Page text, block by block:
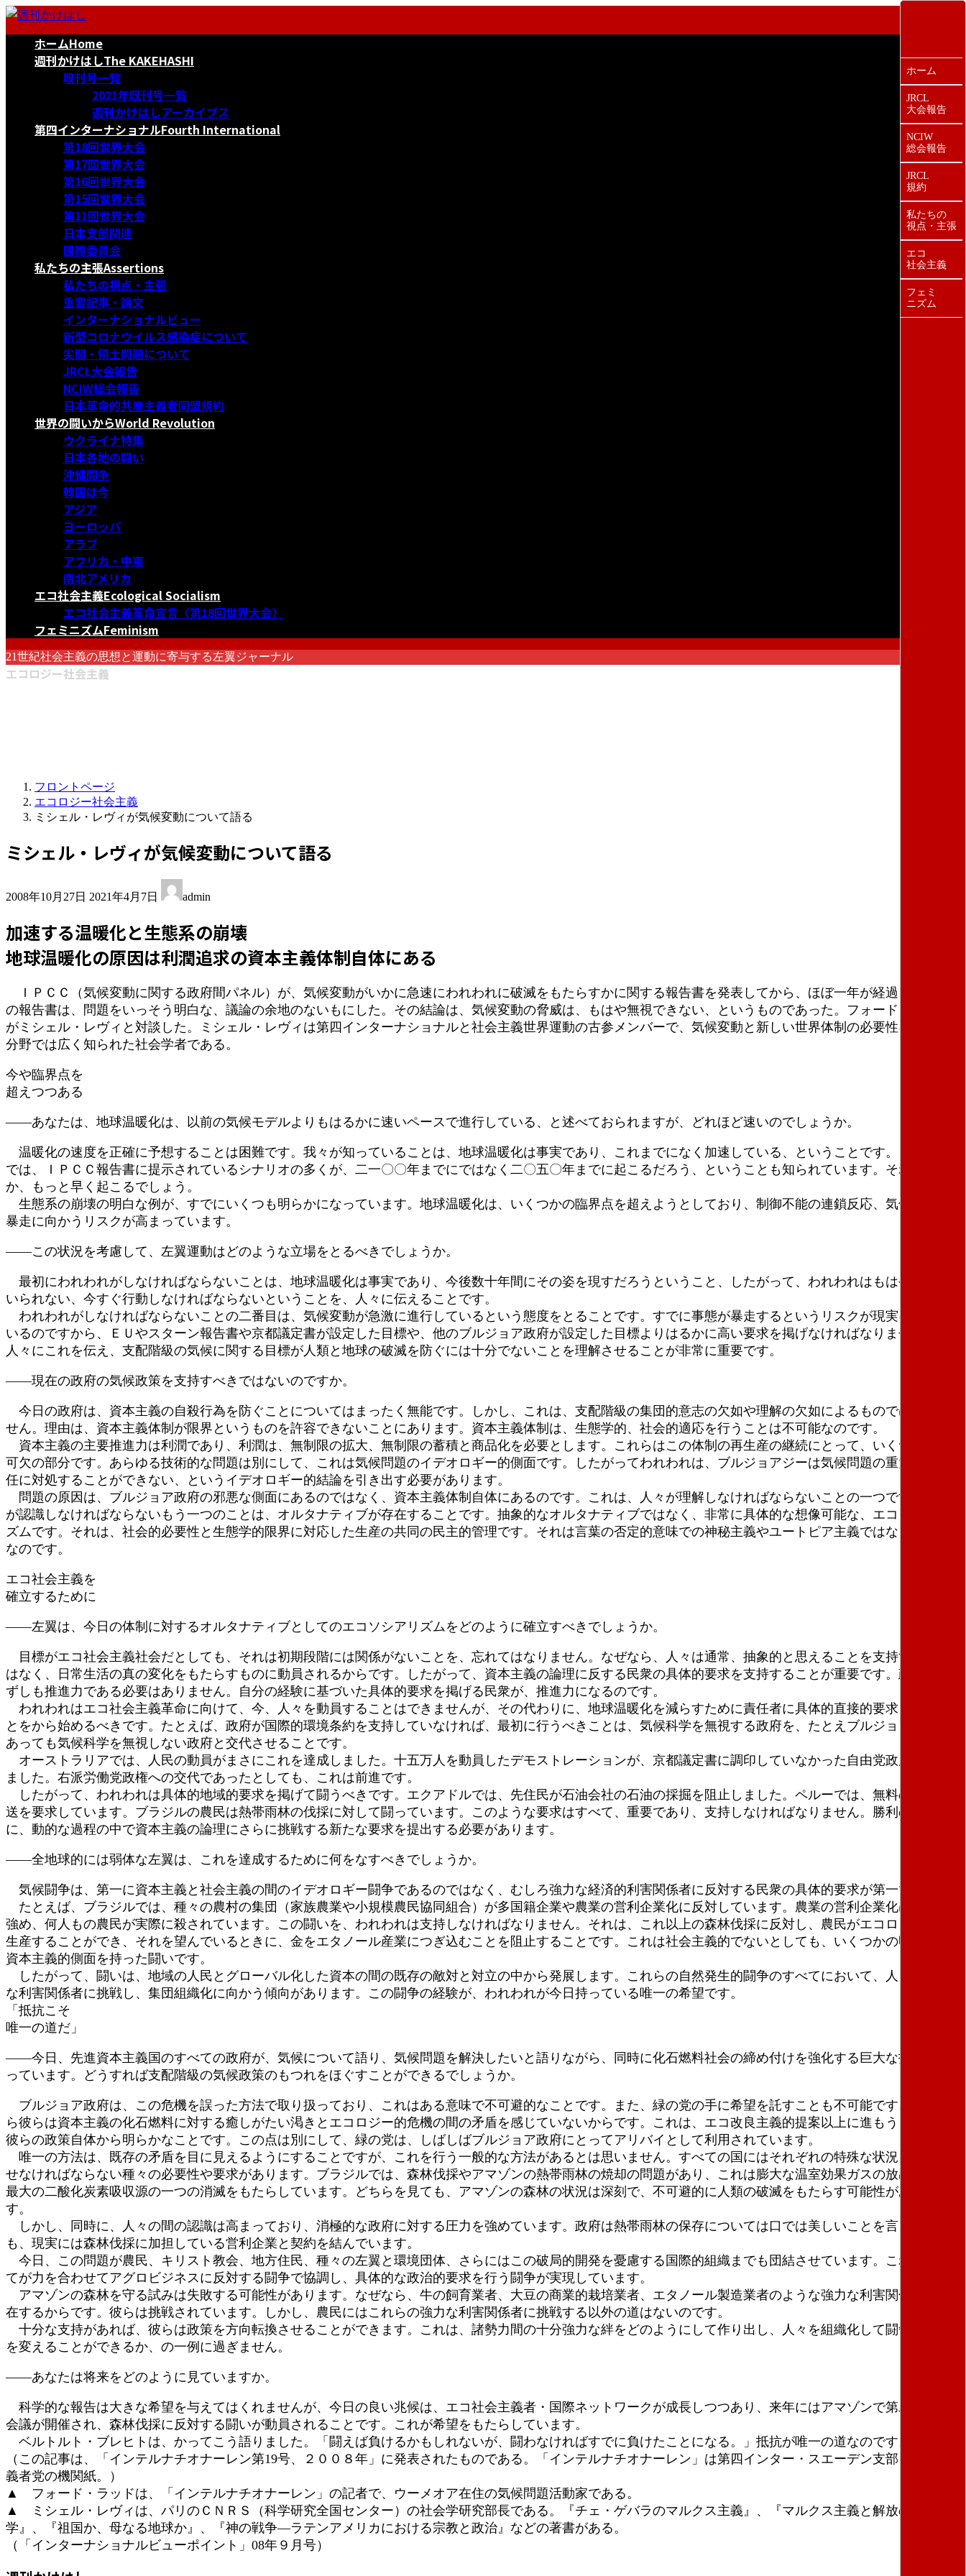
コ
ナ
ホームHome
週刊かけはしThe KAKEHASHI
既刊号一覧
2021年既刊号一覧
週刊かけはしアーカイブス
第四インターナショナルFourth International
第18回世界大会
第17回世界大会
第16回世界大会
第15回世界大会
第11回世界大会
日本支部関連
国際委員会
私たちの主張Assertions
私たちの視点・主張
重要記事・論文
インターナショナルビュー
新型コロナウイルス感染症について
尖閣・領土問題について
JRCL大会報告
NCIW総会報告
日本革命的共産主義者同盟規約
世界の闘いからWorld Revolution
ウクライナ特集
日本各地の闘い
沖縄闘争
韓国は今
アジア
ヨーロッパ
アラブ
アフリカ・中東
南北アメリカ
エコ社会主義Ecological Socialism
エコ社会主義革命宣言〈第18回世界大会〉
フェミニズムFeminism
21世紀社会主義の思想と運動に寄与する左翼ジャーナル
エコロジー社会主義
フロントページ
エコロジー社会主義
ミシェル・レヴィが気候変動について語る
ミシェル・レヴィが気候変動について語る
2008年10月27日 終
新
時
2021年4月7日 admin
加速する温暖化と生態系の崩壊
地球温暖化の原因は利潤追求の資本主義体制自体にある
ＩＰＣＣ（気候変動に関する政府間パネル）が、気候変動がいかに急速にわれわれに破滅をもたらすかに関する報告書を発表してから、ほぼ一年が経過した。こ
の報告書は、問題をいっそう明白な、議論の余地のないもにした。その結論は、気候変動の脅威は、もはや無視できない、というものであった。フォード・ラッド
がミシェル・レヴィと対談した。ミシェル・レヴィは第四インターナショナルと社会主義世界運動の古参メンバーで、気候変動と新しい世界体制の必要性に関する
分野では広く知られた社会学者である。
今や臨界点を
超えつつある
――あなたは、地球温暖化は、以前の気候モデルよりもはるかに速いペースで進行している、と述べておられますが、どれほど速いのでしょうか。
温暖化の速度を正確に予想することは困難です。我々が知っていることは、地球温暖化は事実であり、これまでになく加速している、ということです。また今日
では、ＩＰＣＣ報告書に提示されているシナリオの多くが、二一〇〇年までにではなく二〇五〇年までに起こるだろう、ということも知られています。それどころ
か、もっと早く起こるでしょう。
生態系の崩壊の明白な例が、すでにいくつも明らかになっています。地球温暖化は、いくつかの臨界点を超えようとしており、制御不能の連鎖反応、気候変動の
暴走に向かうリスクが高まっています。
――この状況を考慮して、左翼運動はどのような立場をとるべきでしょうか。
最初にわれわれがしなければならないことは、地球温暖化は事実であり、今後数十年間にその姿を現すだろうということ、したがって、われわれはもはや待って
いられない、今すぐ行動しなければならないということを、人々に伝えることです。
われわれがしなければならないことの二番目は、気候変動が急激に進行しているという態度をとることです。すでに事態が暴走するというリスクが現実になって
いるのですから、ＥＵやスターン報告書や京都議定書が設定した目標や、他のブルジョア政府が設定した目標よりはるかに高い要求を掲げなければなりません。
人々にこれを伝え、支配階級の気候に関する目標が人類と地球の破滅を防ぐには十分でないことを理解させることが非常に重要です。
――現在の政府の気候政策を支持すべきではないのですか。
今日の政府は、資本主義の自殺行為を防ぐことについてはまったく無能です。しかし、これは、支配階級の集団的意志の欠如や理解の欠如によるものではありま
せん。理由は、資本主義体制が限界というものを許容できないことにあります。資本主義体制は、生態学的、社会的適応を行うことは不可能なのです。
資本主義の主要推進力は利潤であり、利潤は、無制限の拡大、無制限の蓄積と商品化を必要とします。これらはこの体制の再生産の継続にとって、いくつかの不
可欠の部分です。あらゆる技術的な問題は別にして、これは気候問題のイデオロギー的側面です。したがってわれわれは、ブルジョアジーは気候問題の重大性と責
任に対処することができない、というイデオロギー的結論を引き出す必要があります。
問題の原因は、ブルジョア政府の邪悪な側面にあるのではなく、資本主義体制自体にあるのです。これは、人々が理解しなければならないことの一つです。人々
が認識しなければならないもう一つのことは、オルタナティブが存在することです。抽象的なオルタナティブではなく、非常に具体的な想像可能な、エコソシアリ
ズムです。それは、社会的必要性と生態学的限界に対応した生産の共同の民主的管理です。それは言葉の否定的意味での神秘主義やユートピア主義ではなく、必然
なのです。
エコ社会主義を
確立するために
――左翼は、今日の体制に対するオルタナティブとしてのエコソシアリズムをどのように確立すべきでしょうか。
目標がエコ社会主義社会だとしても、それは初期段階には関係がないことを、忘れてはなりません。なぜなら、人々は通常、抽象的と思えることを支持すること
はなく、日常生活の真の変化をもたらすものに動員されるからです。したがって、資本主義の論理に反する民衆の具体的要求を支持することが重要です。政党は必
ずしも推進力である必要はありません。自分の経験に基づいた具体的要求を掲げる民衆が、推進力になるのです。
われわれはエコ社会主義革命に向けて、今、人々を動員することはできませんが、その代わりに、地球温暖化を減らすために責任者に具体的直接的要求を行うこ
とをから始めるべきです。たとえば、政府が国際的環境条約を支持していなければ、最初に行うべきことは、気候科学を無視する政府を、たとえブルジョア政府で
あっても気候科学を無視しない政府と交代させることです。
オーストラリアでは、人民の動員がまさにこれを達成しました。十五万人を動員したデモストレーションが、京都議定書に調印していなかった自由党政府を倒し
ました。右派労働党政権への交代であったとしても、これは前進です。
したがって、われわれは具体的地域的要求を掲げて闘うべきです。エクアドルでは、先住民が石油会社の石油の採掘を阻止しました。ペルーでは、無料の公共輸
送を要求しています。ブラジルの農民は熱帯雨林の伐採に対して闘っています。このような要求はすべて、重要であり、支持しなければなりません。勝利のたび
に、動的な過程の中で資本主義の論理にさらに挑戦する新たな要求を提出する必要があります。
――全地球的には弱体な左翼は、これを達成するために何をなすべきでしょうか。
気候闘争は、第一に資本主義と社会主義の間のイデオロギー闘争であるのではなく、むしろ強力な経済的利害関係者に反対する民衆の具体的要求が第一です。
たとえば、ブラジルでは、種々の農村の集団（家族農業や小規模農民協同組合）が多国籍企業や農業の営利企業化に反対しています。農業の営利企業化は敵対を
強め、何人もの農民が実際に殺されています。この闘いを、われわれは支持しなければなりません。それは、これ以上の森林伐採に反対し、農民がエコロジー的に
生産することができ、それを望んでいるときに、金をエタノール産業につぎ込むことを阻止することです。これは社会主義的でないとしても、いくつかの明確に反
資本主義的側面を持った闘いです。
したがって、闘いは、地域の人民とグローバル化した資本の間の既存の敵対と対立の中から発展します。これらの自然発生的闘争のすべてにおいて、人々は強力
な利害関係者に挑戦し、集団組織化に向かう傾向があります。この闘争の経験が、われわれが今日持っている唯一の希望です。
「抵抗こそ
唯一の道だ」
――今日、先進資本主義国のすべての政府が、気候について語り、気候問題を解決したいと語りながら、同時に化石燃料社会の締め付けを強化する巨大な投資を行
っています。どうすれば支配階級の気候政策のもつれをほぐすことができるでしょうか。
ブルジョア政府は、この危機を誤った方法で取り扱っており、これはある意味で不可避的なことです。また、緑の党の手に希望を託すことも不可能です。なぜな
ら彼らは資本主義の化石燃料に対する癒しがたい渇きとエコロジー的危機の間の矛盾を感じていないからです。これは、エコ改良主義的提案以上に進もうとしない
彼らの政策自体から明らかなことです。この点は別にして、緑の党は、しばしばブルジョア政府にとってアリバイとして利用されています。
唯一の方法は、既存の矛盾を目に見えるようにすることですが、これを行う一般的な方法があるとは思いません。すべての国にはそれぞれの特殊な状況、満足さ
せなければならない種々の必要性や要求があります。ブラジルでは、森林伐採やアマゾンの熱帯雨林の焼却の問題があり、これは膨大な温室効果ガスの放出と地球
最大の二酸化炭素吸収源の一つの消滅をもたらしています。どちらを見ても、アマゾンの森林の状況は深刻で、不可避的に人類の破滅をもたらす可能性がありま
す。
しかし、同時に、人々の間の認識は高まっており、消極的な政府に対する圧力を強めています。政府は熱帯雨林の保存については口では美しいことを言うけれど
も、現実には森林伐採に加担している営利企業と契約を結んでいます。
今日、この問題が農民、キリスト教会、地方住民、種々の左翼と環境団体、さらにはこの破局的開発を憂慮する国際的組織までも団結させています。これらすべ
てが力を合わせてアグロビジネスに反対する闘争で協調し、具体的な政治的要求を行う闘争が実現しています。
アマゾンの森林を守る試みは失敗する可能性があります。なぜなら、牛の飼育業者、大豆の商業的栽培業者、エタノール製造業者のような強力な利害関係者が存
在するからです。彼らは挑戦されています。しかし、農民にはこれらの強力な利害関係者に挑戦する以外の道はないのです。
十分な支持があれば、彼らは政策を方向転換させることができます。これは、諸勢力間の十分強力な絆をどのようにして作り出し、人々を組織化して闘争の条件
を変えることができるか、の一例に過ぎません。
――あなたは将来をどのように見ていますか。
科学的な報告は大きな希望を与えてはくれませんが、今日の良い兆候は、エコ社会主義者・国際ネットワークが成長しつつあり、来年にはアマゾンで第二回国際
会議が開催され、森林伐採に反対する闘いが動員されることです。これが希望をもたらしています。
ベルトルト・ブレヒトは、かってこう語りました。「闘えば負けるかもしれないが、闘わなければすでに負けたことになる。」抵抗が唯一の道なのです。
（この記事は、「インテルナチオナーレン第19号、２００８年」に発表されたものである。「インテルナチオナーレン」は第四インター・スエーデン支部、社会主
義者党の機関紙。）
▲ フォード・ラッドは、「インテルナチオナーレン」の記者で、ウーメオア在住の気候問題活動家である。
▲ ミシェル・レヴィは、パリのＣＮＲＳ（科学研究全国センター）の社会学研究部長である。『チェ・ゲバラのマルクス主義』、『マルクス主義と解放の神
学』、『祖国か、母なる地球か』、『神の戦争―ラテンアメリカにおける宗教と政治』などの著書がある。
（「インターナショナルビューポイント」08年９月号）
ホーム
JRCL
大会報告
NCIW
総会報告
JRCL
規約
私たちの
視点・主張
エコ
社会主義
フェミ
ニズム